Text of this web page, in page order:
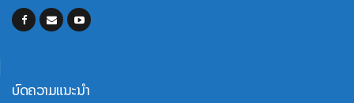
ບົດຄວາມແນະນຳ